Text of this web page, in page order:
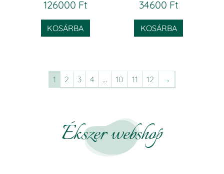
126000 Ft
KOSÁRBA
34600 Ft
KOSÁRBA
1 2 3 4 … 10 11 12 →
Ékszer webshop